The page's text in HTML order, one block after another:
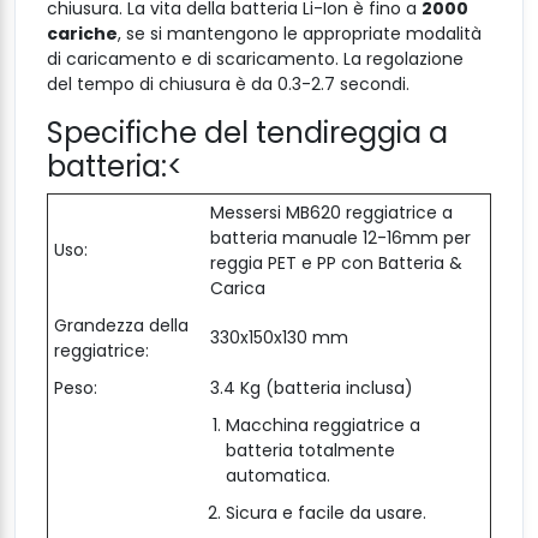
chiusura. La vita della batteria Li-Ion è fino a 2000
cariche, se si mantengono le appropriate modalità
di caricamento e di scaricamento. La regolazione
del tempo di chiusura è da 0.3-2.7 secondi.
Specifiche del tendireggia a
batteria:<
Uso:
Messersi MB620 reggiatrice a
batteria manuale 12-16mm per
reggia PET e PP con Batteria &
Carica
Grandezza della
reggiatrice:
330x150x130 mm
Peso:
3.4 Kg (batteria inclusa)
Macchina reggiatrice a
batteria totalmente
automatica.
Sicura e facile da usare.